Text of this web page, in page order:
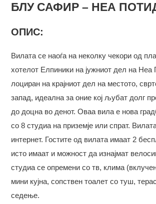
БЛУ САФИР – НЕА
ОПИС:
Вилата се наоѓа на неколку чекори од
хотелот Елпиники на јужниот дел на Неа
лоциран на крајниот дел на местото,
запад, идеална за оние кој љубат долг
до доцна во денот. Оваа вила е нова
со 8 студиа на приземје или спрат.
интернет. Гостите од вилата имаат 2
исто имаат и можност да изнајмат
студиа се опремени со тв, клима
мини кујна, сопствен тоалет со туш,
седење.